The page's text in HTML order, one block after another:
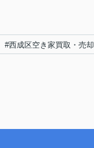
#西成区空き家買取・売却